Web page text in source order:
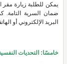
يمكن للطلبة زيارة مقر
ضمان السرية التامة.
البريد الإلكتروني أو
خامسًا: التحديات